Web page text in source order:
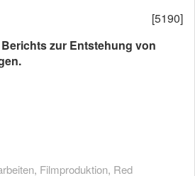
[5190]
zur Entstehung von
, Filmproduktion, Red